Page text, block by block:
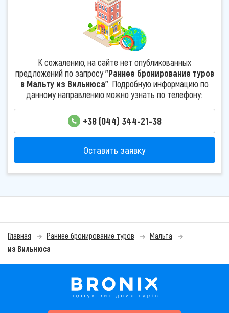
К сожалению, на сайте нет опубликованных
предложений по запросу"Раннее бронирование туров
в Мальту из Вильнюса". Подробную информацию по
данному направлению можно узнать по телефону:
+38 (044) 344-21-38
Оставить заявку
Главная Раннее бронирование туров
Мальта
из Вильнюса